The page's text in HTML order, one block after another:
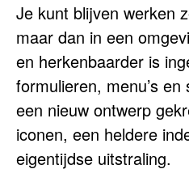
Je kunt blijven werken
maar dan in een
en herkenbaarder is
formulieren, menu’s
een nieuw ontwerp
iconen, een heldere
eigentijdse uitstraling.